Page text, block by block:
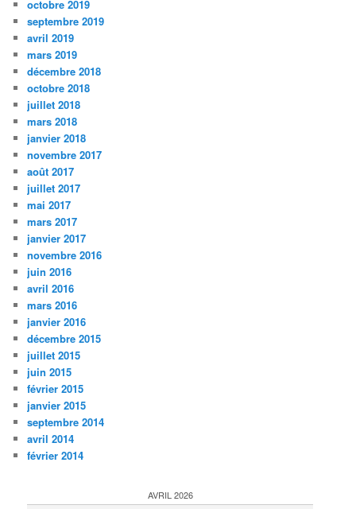
octobre 2019
septembre 2019
avril 2019
mars 2019
décembre 2018
octobre 2018
juillet 2018
mars 2018
janvier 2018
novembre 2017
août 2017
juillet 2017
mai 2017
mars 2017
janvier 2017
novembre 2016
juin 2016
avril 2016
mars 2016
janvier 2016
décembre 2015
juillet 2015
juin 2015
février 2015
janvier 2015
septembre 2014
avril 2014
février 2014
AVRIL 2026